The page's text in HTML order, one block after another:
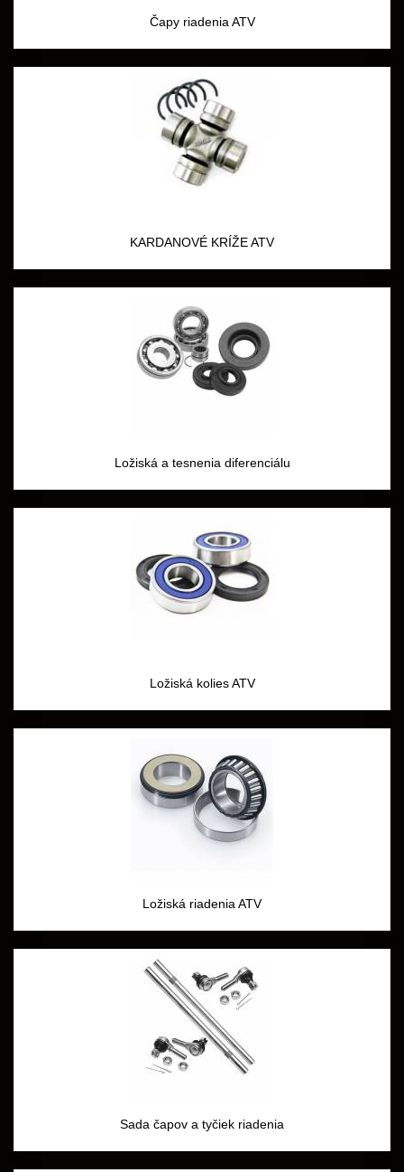
Čapy riadenia ATV
KARDANOVÉ KRÍŽE ATV
Ložiská a tesnenia diferenciálu
Ložiská kolies ATV
Ložiská riadenia ATV
Sada čapov a tyčiek riadenia